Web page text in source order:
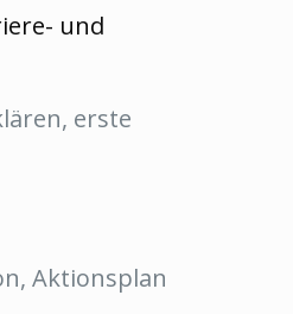
und
erste
Aktionsplan